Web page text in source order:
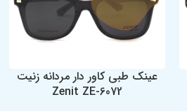
عینک طبی کاور دار مردانه زنیت
Zenit ZE-6072